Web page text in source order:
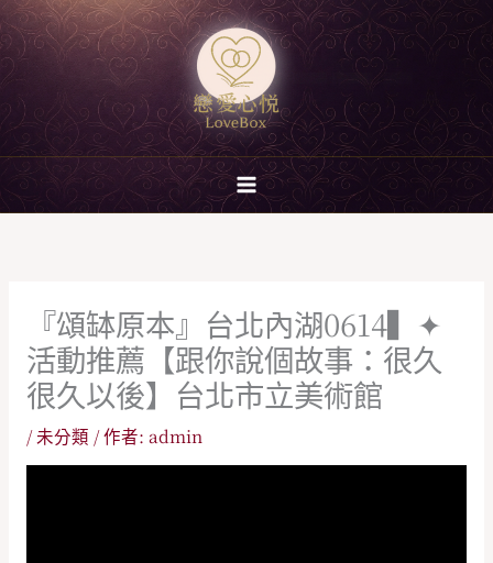
跳
至
主
要
內
『頌缽原本』台北內湖0614▍✦
活動推薦【跟你說個故事：很久
很久以後】台北市立美術館
/未分類 / 作者: admin